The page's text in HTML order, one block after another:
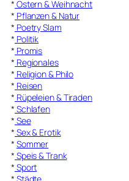
* Ostern & Weihnacht
* Pflanzen & Natur
* Poetry Slam
* Politik
* Promis
* Regionales
* Religion & Philo
* Reisen
* Rüpeleien & Tiraden
* Schlafen
* See
* Sex & Erotik
* Sommer
* Speis & Trank
* Sport